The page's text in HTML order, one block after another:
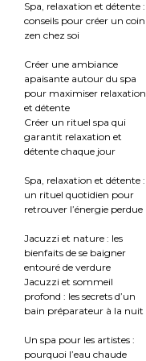
Spa, relaxation et détente :
conseils pour créer un coin
zen chez soi
Créer une ambiance
apaisante autour du spa
pour maximiser relaxation
et détente
Créer un rituel spa qui
garantit relaxation et
détente chaque jour
Spa, relaxation et détente :
un rituel quotidien pour
retrouver l’énergie perdue
Jacuzzi et nature : les
bienfaits de se baigner
entouré de verdure
Jacuzzi et sommeil
profond : les secrets d’un
bain préparateur à la nuit
Un spa pour les artistes :
pourquoi l’eau chaude